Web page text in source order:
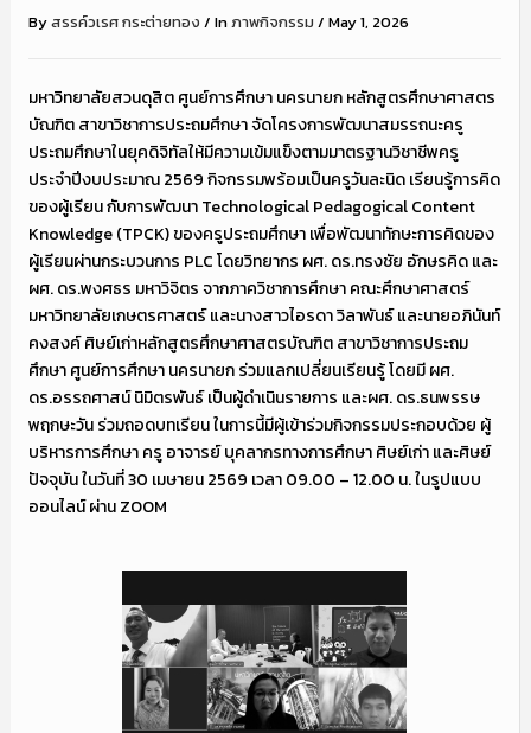
Byสรรค์วเรศ กระต่ายทอง / Inภาพกิจกรรม / May 1, 2026
มหาวิทยาลัยสวนดุสิต ศูนย์การศึกษา นครนายก หลักสูตรศึกษาศาสตร
บัณฑิต สาขาวิชาการประถมศึกษา จัดโครงการพัฒนาสมรรถนะครู
ประถมศึกษาในยุคดิจิทัลให้มีความเข้มแข็งตามมาตรฐานวิชาชีพครู
ประจำปีงบประมาณ 2569 กิจกรรมพร้อมเป็นครูวันละนิด เรียนรู้การคิด
ของผู้เรียน กับการพัฒนา Technological Pedagogical Content
Knowledge (TPCK) ของครูประถมศึกษา เพื่อพัฒนาทักษะการคิดของ
ผู้เรียนผ่านกระบวนการ PLC โดยวิทยากร ผศ. ดร.ทรงชัย อักษรคิด และ
ผศ. ดร.พงศธร มหาวิจิตร จากภาควิชาการศึกษา คณะศึกษาศาสตร์
มหาวิทยาลัยเกษตรศาสตร์ และนางสาวไอรดา วิลาพันธ์ และนายอภินันท์
คงสงค์ ศิษย์เก่าหลักสูตรศึกษาศาสตรบัณฑิต สาขาวิชาการประถม
ศึกษา ศูนย์การศึกษา นครนายก ร่วมแลกเปลี่ยนเรียนรู้ โดยมี ผศ.
ดร.อรรถศาสน์ นิมิตรพันธ์ เป็นผู้ดำเนินรายการ และผศ. ดร.ธนพรรษ
พฤกษะวัน ร่วมถอดบทเรียน ในการนี้มีผู้เข้าร่วมกิจกรรมประกอบด้วย ผู้
บริหารการศึกษา ครู อาจารย์ บุคลากรทางการศึกษา ศิษย์เก่า และศิษย์
ปัจจุบัน ในวันที่ 30 เมษายน 2569 เวลา 09.00 – 12.00 น. ในรูปแบบ
ออนไลน์ ผ่าน ZOOM